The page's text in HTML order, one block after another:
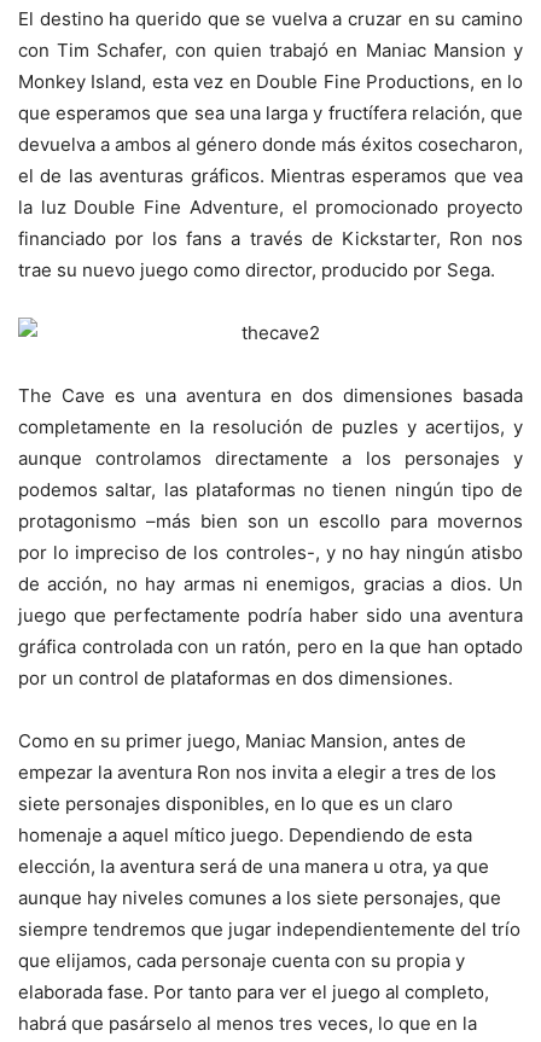
El destino ha querido que se vuelva a cruzar en su camino
con Tim Schafer, con quien trabajó en Maniac Mansion y
Monkey Island, esta vez en Double Fine Productions, en lo
que esperamos que sea una larga y fructífera relación, que
devuelva a ambos al género donde más éxitos cosecharon,
el de las aventuras gráficos. Mientras esperamos que vea
la luz Double Fine Adventure, el promocionado proyecto
financiado por los fans a través de Kickstarter, Ron nos
trae su nuevo juego como director, producido por Sega.
The Cave es una aventura en dos dimensiones basada
completamente en la resolución de puzles y acertijos, y
aunque controlamos directamente a los personajes y
podemos saltar, las plataformas no tienen ningún tipo de
protagonismo –más bien son un escollo para movernos
por lo impreciso de los controles-, y no hay ningún atisbo
de acción, no hay armas ni enemigos, gracias a dios. Un
juego que perfectamente podría haber sido una aventura
gráfica controlada con un ratón, pero en la que han optado
por un control de plataformas en dos dimensiones.
Como en su primer juego, Maniac Mansion, antes de
empezar la aventura Ron nos invita a elegir a tres de los
siete personajes disponibles, en lo que es un claro
homenaje a aquel mítico juego. Dependiendo de esta
elección, la aventura será de una manera u otra, ya que
aunque hay niveles comunes a los siete personajes, que
siempre tendremos que jugar independientemente del trío
que elijamos, cada personaje cuenta con su propia y
elaborada fase. Por tanto para ver el juego al completo,
habrá que pasárselo al menos tres veces, lo que en la